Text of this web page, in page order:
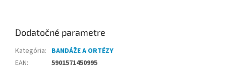
Dodatočné parametre
Kategória: BANDÁŽE A ORTÉZY
EAN: 5901571450995